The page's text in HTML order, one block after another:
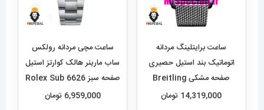
ساعت برایتلینگ مردانه
اتوماتیک بند استیل حصیری
صفحه مشکی Breitling
Super Ocean 020955
14,319,000 تومان
ساعت مچی مردانه رولکس
ساب مارینر هالک کوارتز استیل
صفحه سبز 6626 Rolex Sub
mariner hulk
6,959,000 تومان